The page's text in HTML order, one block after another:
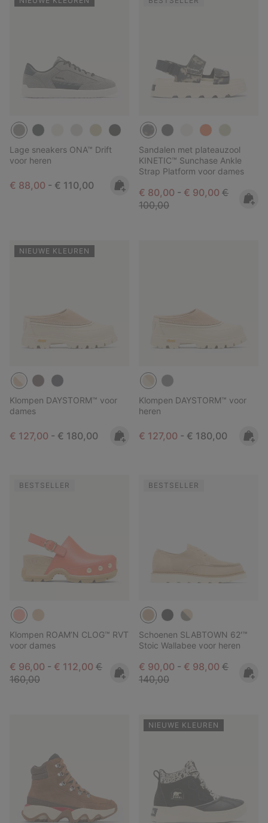
Lage sneakers ONA™ Drift
voor heren
Minimum sale price:
€ 88,00 - Maximum price:
€ 110,00
Sandalen met plateauzool
KINETIC™ Sunchase Ankle
Strap Platform voor dames
Minimum sale price:
€ 80,00 - Maximum sale
€ 90,00 Regular
€
100,00
NIEUWE KLEUREN
Klompen DAYSTORM™ voor
dames
Minimum sale price:
€ 127,00 - Maximum price:
€ 180,00
Klompen DAYSTORM™ voor
heren
Minimum sale price:
€ 127,00 - Maximum price:
€ 180,00
BESTSELLER
Klompen ROAM’N CLOG™ RVT
voor dames
Minimum sale price:
€ 96,00 - Maximum sale price:
€ 112,00 Regular price:
€
160,00
BESTSELLER
Schoenen SLABTOWN 62'™
Stoic Wallabee voor heren
Minimum sale price:
€ 90,00 - Maximum sale
€ 98,00 Regular
€
140,00
NIEUWE KLEUREN